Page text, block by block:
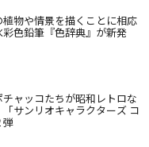
物や情景を描くことに相応
彩色鉛筆『色辞典』が新発
ャッコたちが昭和レトロな
サンリオキャラクターズ コ
弾